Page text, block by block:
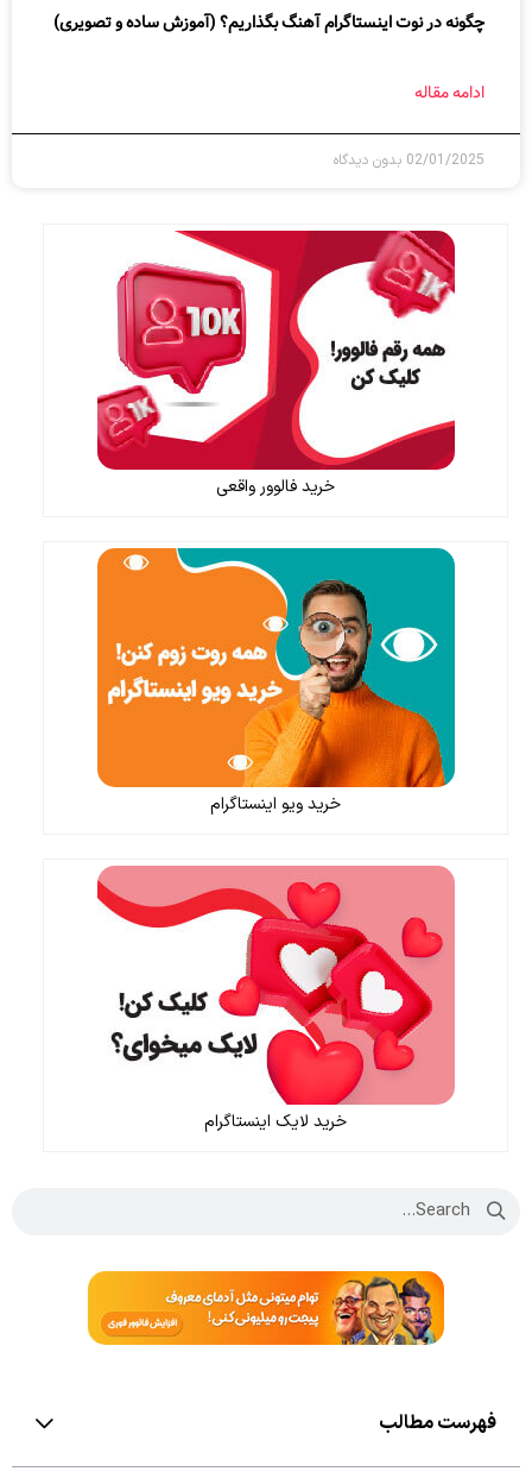
چگونه در نوت اینستاگرام آهنگ بگذاریم؟ (آموزش ساده و تصویری)
ادامه مقاله
02/01/2025 بدون دیدگاه
خرید فالوور واقعی
خرید ویو اینستاگرام
خرید لایک اینستاگرام
فهرست مطالب